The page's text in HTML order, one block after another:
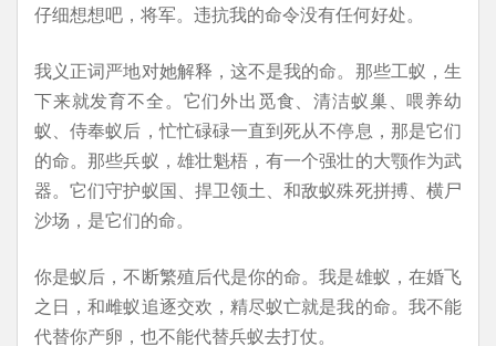
仔细想想吧，将军。违抗我的命令没有任何好处。
我义正词严地对她解释，这不是我的命。那些工蚁，生
下来就发育不全。它们外出觅食、清洁蚁巢、喂养幼
蚁、侍奉蚁后，忙忙碌碌一直到死从不停息，那是它们
的命。那些兵蚁，雄壮魁梧，有一个强壮的大颚作为武
器。它们守护蚁国、捍卫领土、和敌蚁殊死拼搏、横尸
沙场，是它们的命。
你是蚁后，不断繁殖后代是你的命。我是雄蚁，在婚飞
之日，和雌蚁追逐交欢，精尽蚁亡就是我的命。我不能
代替你产卵，也不能代替兵蚁去打仗。